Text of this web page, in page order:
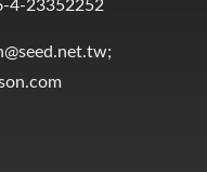
4-23352252